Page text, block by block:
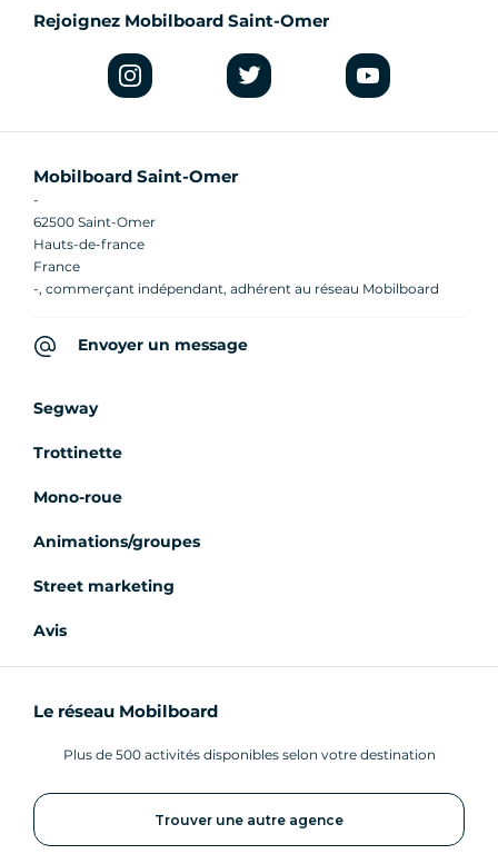
Rejoignez Mobilboard Saint-Omer
Mobilboard Saint-Omer
-
62500 Saint-Omer
Hauts-de-france
France
-, commerçant indépendant, adhérent au réseau Mobilboard
Envoyer un message
Segway
Trottinette
Mono-roue
Animations/groupes
Street marketing
Avis
Le réseau Mobilboard
Plus de 500 activités disponibles selon votre destination
Trouver une autre agence